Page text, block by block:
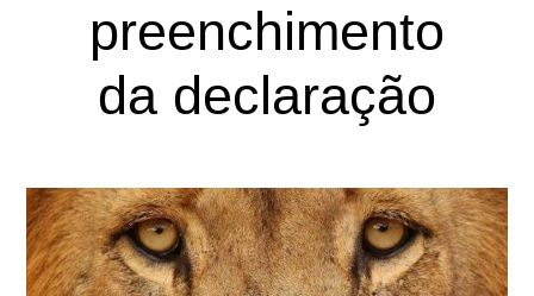
preenchimento
da declaração